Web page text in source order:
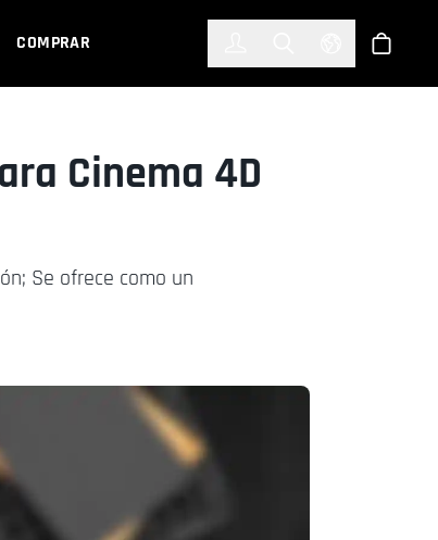
COMPRAR Select Tienda
Cinema 4D
Se ofrece como un